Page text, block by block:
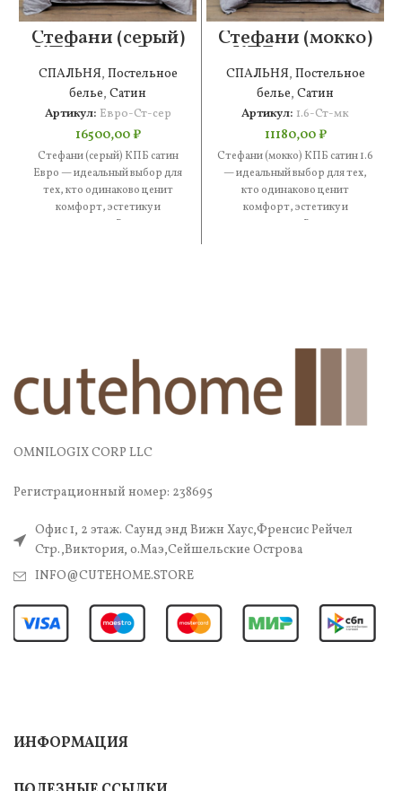
Стефани (серый)
КПБ сатин Евро
СПАЛЬНЯ, Постельное
белье, Сатин
Артикул: Евро-Ст-сер
16500,00₽
Стефани (серый) КПБ сатин
Евро — идеальный выбор для
тех, кто одинаково ценит
комфорт, эстетику и
практичность. В составе —
Стефани (мокко)
КПБ сатин 1.6
СПАЛЬНЯ, Постельное
белье, Сатин
Артикул: 1.6-Ст-мк
11180,00₽
Стефани (мокко) КПБ сатин 1.6
— идеальный выбор для тех,
кто одинаково ценит
комфорт, эстетику и
практичность. В составе —
OMNILOGIX CORP LLC
Регистрационный номер: 238695
Офис 1, 2 этаж. Саунд энд Вижн Хаус,Френсис Рейчел
Стр.,Виктория, о.Маэ,Сейшельские Острова
INFO@CUTEHOME.STORE
ИНФОРМАЦИЯ